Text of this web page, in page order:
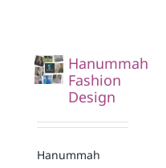
Hanummah
Fashion
Design
Hanummah